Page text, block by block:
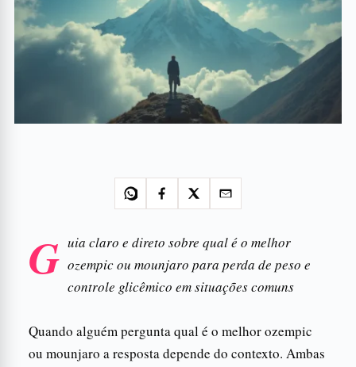
G uia claro e direto sobre qual é o melhor
ozempic ou mounjaro para perda de peso e
controle glicêmico em situações comuns
Quando alguém pergunta qual é o melhor ozempic
ou mounjaro a resposta depende do contexto. Ambas